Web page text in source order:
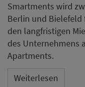
Smartments wird
Berlin und Bielefeld
den langfristigen
des Unternehmens
Apartments.
Weiterlesen